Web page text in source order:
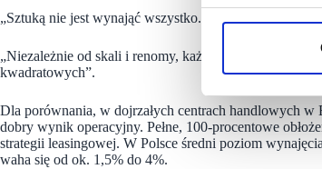
„Sztuką nie jest wynająć wszystko. Sztuką jest
„Niezależnie od skali i renomy, każdy obiekt wymaga
kwadratowych”.
Dla porównania, w dojrzałych centrach handlowych
dobry wynik operacyjny. Pełne, 100-procentowe
strategii leasingowej. W Polsce średni poziom
waha się od ok. 1,5% do 4%.